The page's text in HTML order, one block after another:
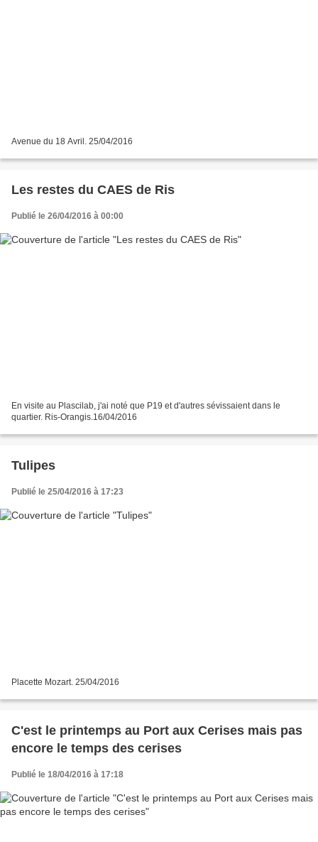
Avenue du 18 Avril. 25/04/2016
Les restes du CAES de Ris
Publié le 26/04/2016 à 00:00
En visite au Plascilab, j'ai noté que P19 et d'autres sévissaient dans le
quartier. Ris-Orangis.16/04/2016
Tulipes
Publié le 25/04/2016 à 17:23
Placette Mozart. 25/04/2016
C'est le printemps au Port aux Cerises mais pas
encore le temps des cerises
Publié le 18/04/2016 à 17:18